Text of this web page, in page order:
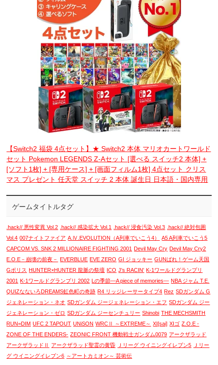
【Switch2 福袋 4点セット】★ Switch2 本体 マリオカートワールド
セット Pokemon LEGENDS Z-Aセット [選べる スイッチ2 本体] +
[ソフト1枚] + [専用ケース] + [画面フィルム1枚] 4点セット クリス
マス プレゼント 任天堂 スイッチ 2 本体 誕生日 日本語・国内専用
ゲームタイトルタグ
.hack// 悪性変異 Vol.2 .hack// 感染拡大 Vol.1 .hack// 浸食汚染 Vol.3 .hack// 絶対包囲
Vol.4 007ナイトファイア A.Ⅳ.EVOLUTION（A列車でいこう4）
A5 A列車でいこう5
CAPCOM VS. SNK 2 MILLIONAIRE FIGHTING 2001 Devil May Cry Devil May Cry2
E.O.E－崩壊の前夜－
EVERBLUE EVE ZERO GI ジョッキー GUNばれ！ゲーム天国
Gポリス HUNTER×HUNTER 龍脈の祭壇 ICO J's RACIN' K-1ワールドグランプリ
2001 K-1ワールドグランプリ 2002 Lの季節―A piece of memories― NBA ジャム T.E.
QUIZなないろDREAMS虹色町の奇跡 R4 リッジレーサータイプ4 Rez SDガンダム G
ジェネレーション・ネオ SDガンダム ジージェネレーション・エフ SDガンダム ジー
ジェネレーション・ゼロ SDガンダム ジーセンチュリー Shinobi THE MECHSMITH
RUN=DIM UFC 2 TAPOUT UNiSON WRCⅡ ～EXTREME～ XI[sai] XIゴ Z.O.E -
ZONE OF THE ENDERS- ZEONIC FRONT 機動戦士ガンダム0079 アークザラッド
アークザラッドⅡ
アークザラッド聖霊の黄昏 Ｊリーグ ウイニングイレブン5
Ｊリー
グ ウイニングイレブン6 ～アートカミオン～ 芸術伝